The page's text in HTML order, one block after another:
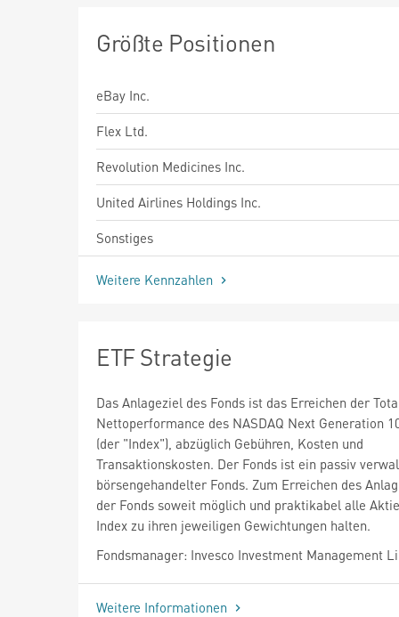
Größte Positionen
eBay Inc.
Flex Ltd.
Revolution Medicines Inc.
United Airlines Holdings Inc.
Sonstiges
Weitere Kennzahlen
ETF Strategie
Das Anlageziel des Fonds ist das Erreichen der
Nettoperformance des NASDAQ Next Generation
(der "Index"), abzüglich Gebühren, Kosten und
Transaktionskosten. Der Fonds ist ein passiv
börsengehandelter Fonds. Zum Erreichen des
der Fonds soweit möglich und praktikabel alle
Index zu ihren jeweiligen Gewichtungen halten.
Fondsmanager: Invesco Investment Management
Weitere Informationen